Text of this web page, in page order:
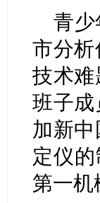
青
市分
技术
班子
加新
定仪
第一机